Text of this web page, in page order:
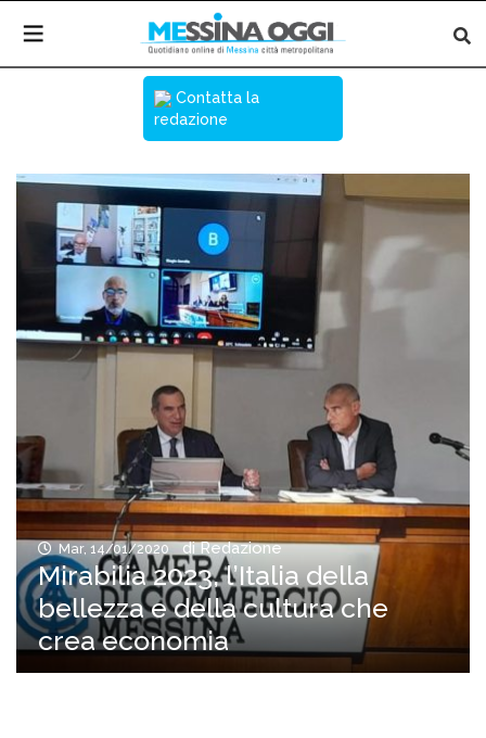
Contatta la
redazione
Mar, 14/01/2020 di Redazione
Mirabilia 2023, l’Italia della
bellezza e della cultura che
crea economia